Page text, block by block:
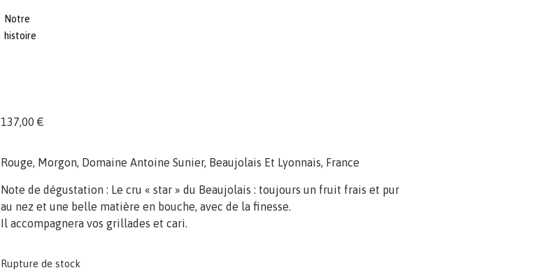
Notre
histoire
137,00 €
Rouge, Morgon, Domaine Antoine Sunier, Beaujolais Et Lyonnais, France
Note de dégustation : Le cru « star » du Beaujolais : toujours un fruit frais et pur
au nez et une belle matière en bouche, avec de la finesse.
Il accompagnera vos grillades et cari.
Rupture de stock